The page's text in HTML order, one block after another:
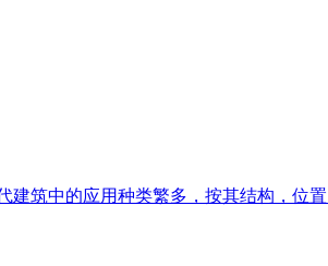
筑中的应用种类繁多，按其结构，位